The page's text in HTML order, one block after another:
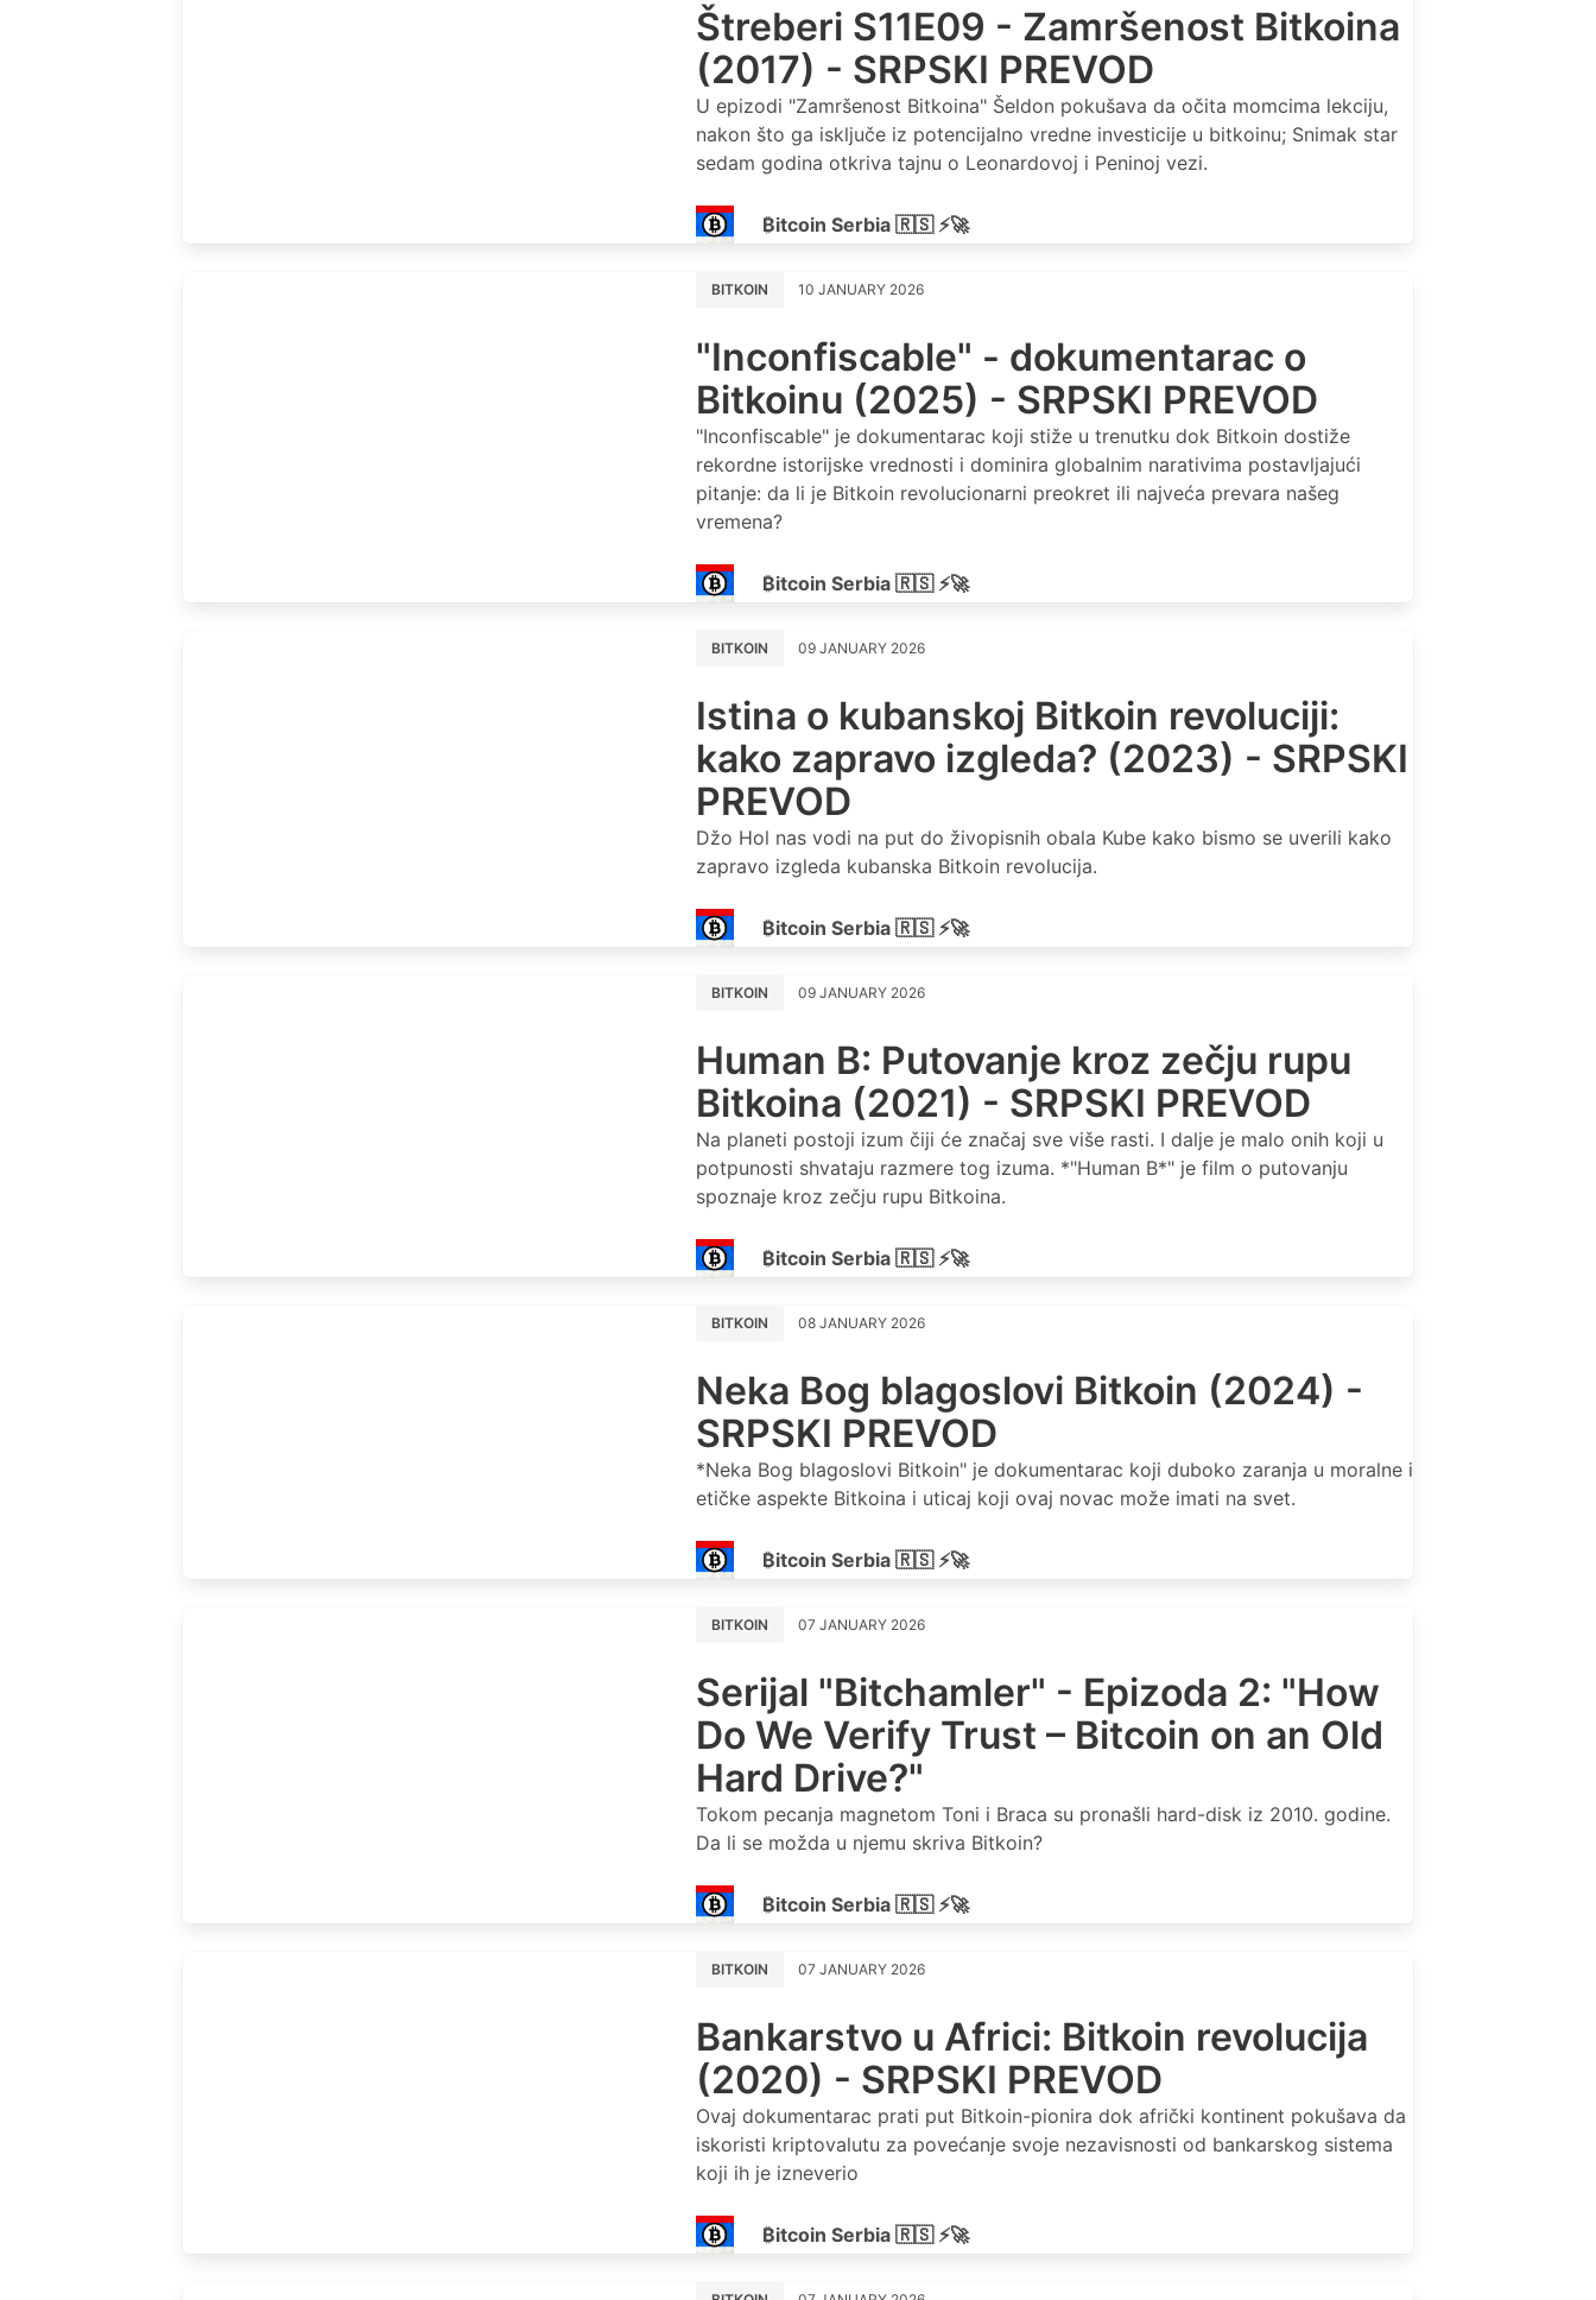
Štreberi S11E09 - Zamršenost Bitkoina
(2017) - SRPSKI PREVOD
U epizodi "Zamršenost Bitkoina" Šeldon pokušava da očita momcima lekciju,
nakon što ga isključe iz potencijalno vredne investicije u bitkoinu; Snimak star
sedam godina otkriva tajnu o Leonardovoj i Peninoj vezi.
₿itcoin Serbia 🇷🇸 ⚡🚀
BITKOIN 10 JANUARY 2026
"Inconfiscable" - dokumentarac o
Bitkoinu (2025) - SRPSKI PREVOD
"Inconfiscable" je dokumentarac koji stiže u trenutku dok Bitkoin dostiže
rekordne istorijske vrednosti i dominira globalnim narativima postavljajući
pitanje: da li je Bitkoin revolucionarni preokret ili najveća prevara našeg
vremena?
₿itcoin Serbia 🇷🇸 ⚡🚀
BITKOIN 09 JANUARY 2026
Istina o kubanskoj Bitkoin revoluciji:
kako zapravo izgleda? (2023) - SRPSKI
PREVOD
Džo Hol nas vodi na put do živopisnih obala Kube kako bismo se uverili kako
zapravo izgleda kubanska Bitkoin revolucija.
₿itcoin Serbia 🇷🇸 ⚡🚀
BITKOIN 09 JANUARY 2026
Human B: Putovanje kroz zečju rupu
Bitkoina (2021) - SRPSKI PREVOD
Na planeti postoji izum čiji će značaj sve više rasti. I dalje je malo onih koji u
potpunosti shvataju razmere tog izuma. *"Human B*" je film o putovanju
spoznaje kroz zečju rupu Bitkoina.
₿itcoin Serbia 🇷🇸 ⚡🚀
BITKOIN 08 JANUARY 2026
Neka Bog blagoslovi Bitkoin (2024) -
SRPSKI PREVOD
*Neka Bog blagoslovi Bitkoin" je dokumentarac koji duboko zaranja u moralne i
etičke aspekte Bitkoina i uticaj koji ovaj novac može imati na svet.
₿itcoin Serbia 🇷🇸 ⚡🚀
BITKOIN 07 JANUARY 2026
Serijal "Bitchamler" - Epizoda 2: "How
Do We Verify Trust – Bitcoin on an Old
Hard Drive?"
Tokom pecanja magnetom Toni i Braca su pronašli hard-disk iz 2010. godine.
Da li se možda u njemu skriva Bitkoin?
₿itcoin Serbia 🇷🇸 ⚡🚀
BITKOIN 07 JANUARY 2026
Bankarstvo u Africi: Bitkoin revolucija
(2020) - SRPSKI PREVOD
Ovaj dokumentarac prati put Bitkoin-pionira dok afrički kontinent pokušava da
iskoristi kriptovalutu za povećanje svoje nezavisnosti od bankarskog sistema
koji ih je izneverio
₿itcoin Serbia 🇷🇸 ⚡🚀